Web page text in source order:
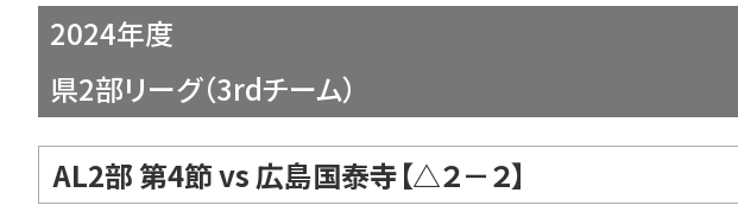
2024年度
県2部リーグ（3rdチーム）
AL2部 第4節 vs 広島国泰寺【△２－２】